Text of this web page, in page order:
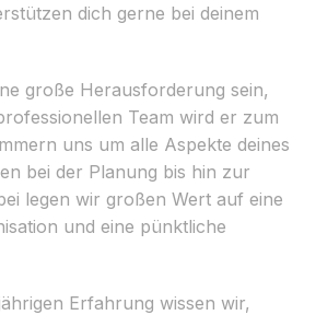
dich gerne bei deinem
große Herausforderung sein,
Team wird er zum
uns um alle Aspekte deines
bei der Planung bis hin zur
legen wir großen Wert auf eine
und eine pünktliche
Erfahrung wissen wir,